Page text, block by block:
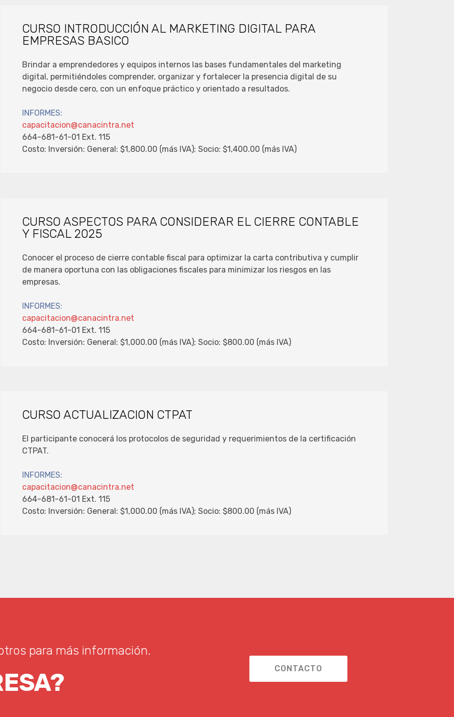
CURSO INTRODUCCIÓN AL MARKETING DIGITAL PARA
EMPRESAS BASICO
Brindar a emprendedores y equipos internos las bases fundamentales del marketing
digital, permitiéndoles comprender, organizar y fortalecer la presencia digital de su
negocio desde cero, con un enfoque práctico y orientado a resultados.
INFORMES:
capacitacion@canacintra.net
664-681-61-01 Ext. 115
Costo: Inversión: General: $1,800.00 (más IVA); Socio: $1,400.00 (más IVA)
CURSO ASPECTOS PARA CONSIDERAR EL CIERRE CONTABLE
Y FISCAL 2025
Conocer el proceso de cierre contable fiscal para optimizar la carta contributiva y cumplir
de manera oportuna con las obligaciones fiscales para minimizar los riesgos en las
empresas.
INFORMES:
capacitacion@canacintra.net
664-681-61-01 Ext. 115
Costo: Inversión: General: $1,000.00 (más IVA); Socio: $800.00 (más IVA)
CURSO ACTUALIZACION CTPAT
El participante conocerá los protocolos de seguridad y requerimientos de la certificación
CTPAT.
INFORMES:
capacitacion@canacintra.net
664-681-61-01 Ext. 115
Costo: Inversión: General: $1,000.00 (más IVA); Socio: $800.00 (más IVA)
para más información.
CONTACTO